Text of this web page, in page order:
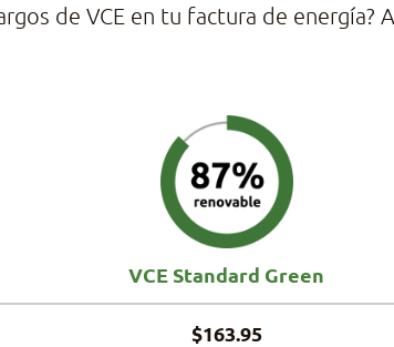
de VCE en tu factura de energía?
VCE Standard Green
$163.95